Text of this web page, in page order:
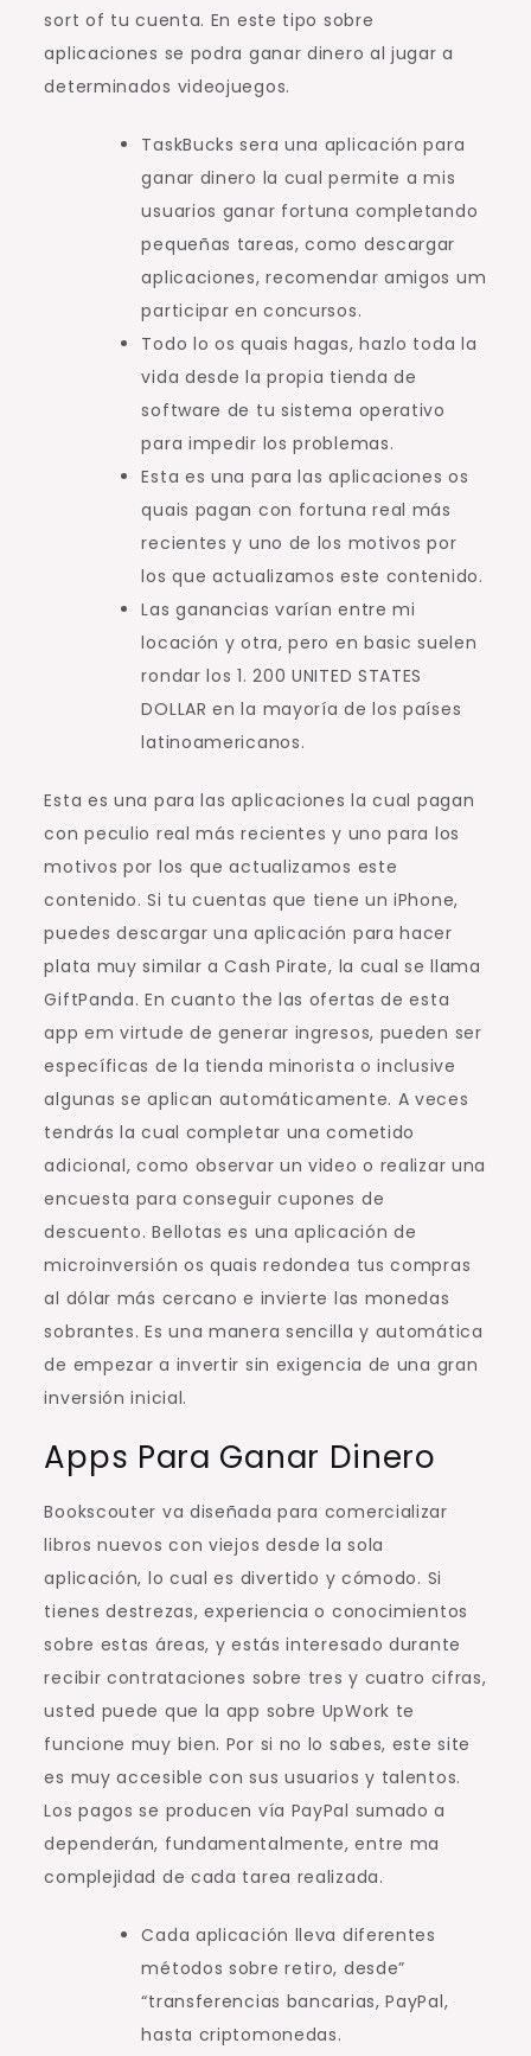
sort of tu cuenta. En este tipo sobre
aplicaciones se podra ganar dinero al jugar a
determinados videojuegos.
TaskBucks sera una aplicación para
ganar dinero la cual permite a mis
usuarios ganar fortuna completando
pequeñas tareas, como descargar
aplicaciones, recomendar amigos um
participar en concursos.
Todo lo os quais hagas, hazlo toda la
vida desde la propia tienda de
software de tu sistema operativo
para impedir los problemas.
Esta es una para las aplicaciones os
quais pagan con fortuna real más
recientes y uno de los motivos por
los que actualizamos este contenido.
Las ganancias varían entre mi
locación y otra, pero en basic suelen
rondar los 1. 200 UNITED STATES
DOLLAR en la mayoría de los países
latinoamericanos.
Esta es una para las aplicaciones la cual pagan
con peculio real más recientes y uno para los
motivos por los que actualizamos este
contenido. Si tu cuentas que tiene un iPhone,
puedes descargar una aplicación para hacer
plata muy similar a Cash Pirate, la cual se llama
GiftPanda. En cuanto the las ofertas de esta
app em virtude de generar ingresos, pueden ser
específicas de la tienda minorista o inclusive
algunas se aplican automáticamente. A veces
tendrás la cual completar una cometido
adicional, como observar un video o realizar una
encuesta para conseguir cupones de
descuento. Bellotas es una aplicación de
microinversión os quais redondea tus compras
al dólar más cercano e invierte las monedas
sobrantes. Es una manera sencilla y automática
de empezar a invertir sin exigencia de una gran
inversión inicial.
Apps Para Ganar Dinero
Bookscouter va diseñada para comercializar
libros nuevos con viejos desde la sola
aplicación, lo cual es divertido y cómodo. Si
tienes destrezas, experiencia o conocimientos
sobre estas áreas, y estás interesado durante
recibir contrataciones sobre tres y cuatro cifras,
usted puede que la app sobre UpWork te
funcione muy bien. Por si no lo sabes, este site
es muy accesible con sus usuarios y talentos.
Los pagos se producen vía PayPal sumado a
dependerán, fundamentalmente, entre ma
complejidad de cada tarea realizada.
Cada aplicación lleva diferentes
métodos sobre retiro, desde”
“transferencias bancarias, PayPal,
hasta criptomonedas.